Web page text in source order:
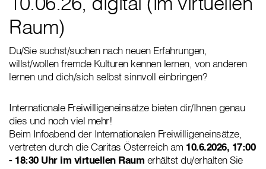
Raum)
Du/Sie suchst/suchen nach neuen Erfahrungen,
willst/wollen fremde Kulturen kennen lernen, von anderen
lernen und dich/sich selbst sinnvoll einbringen?
Internationale Freiwilligeneinsätze bieten dir/Ihnen genau
dies und noch viel mehr!
Beim Infoabend der Internationalen Freiwilligeneinsätze,
vertreten durch die Caritas Österreich am 10.6.2026, 17:00
- 18:30 Uhr im virtuellen Raum erhältst du/erhalten Sie